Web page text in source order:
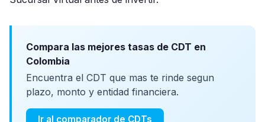
Compara las mejores tasas de CDT en
Colombia
Encuentra el CDT que mas te rinde segun
plazo, monto y entidad financiera.
Ir al comparador de CDTs